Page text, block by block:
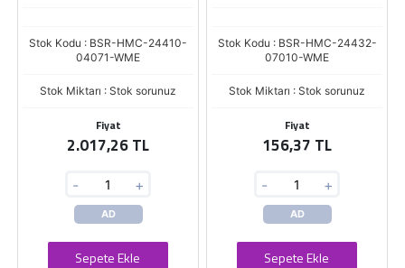
Stok Kodu : BSR-HMC-24410-
04071-WME
Stok Miktarı : Stok sorunuz
Fiyat
2.017,26 TL
- +
AD
Sepete Ekle
Stok Kodu : BSR-HMC-24432-
07010-WME
Stok Miktarı : Stok sorunuz
Fiyat
156,37 TL
- +
AD
Sepete Ekle